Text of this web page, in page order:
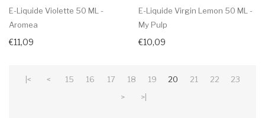
E-Liquide Violette 50 ML -
Aromea
€11,09
E-Liquide Virgin Lemon 50 ML -
My Pulp
€10,09
|< < 15 16 17 18 19 20 21 22
23
>
>|